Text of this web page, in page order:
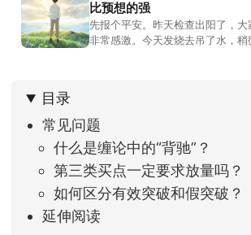
比预想的强
先报个平安。昨天检查出阳了，大
非常感激。今天发烧去吊了水，稍
去相差不大，但细看下来，跌幅超
目录
常见问题
什么是缠论中的“背驰”？
第三类买点一定要求放量吗？
如何区分有效突破和假突破？
延伸阅读